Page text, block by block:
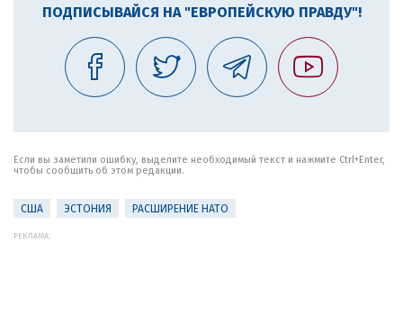
ПОДПИСЫВАЙСЯ НА "ЕВРОПЕЙСКУЮ ПРАВДУ"!
Если вы заметили ошибку, выделите необходимый текст и нажмите Ctrl+Enter,
чтобы сообщить об этом редакции.
США ЭСТОНИЯ РАСШИРЕНИЕ НАТО
РЕКЛАМА: